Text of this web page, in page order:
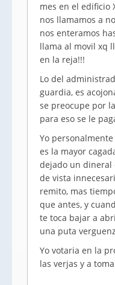
mes en el edificio
nos llamamos a
nos enteramos
llama al movil xq
en la reja!!!
Lo del
guardia, es
se preocupe por
para eso se le
Yo
es la mayor
dejado un dineral
de vista
remito, mas
que antes, y
te toca bajar a
una puta
Yo votaria en la
las verjas y a